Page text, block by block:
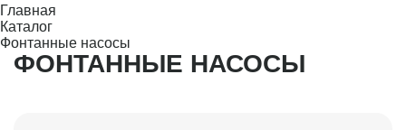
Главная
Каталог
Фонтанные насосы
ФОНТАННЫЕ НАСОСЫ